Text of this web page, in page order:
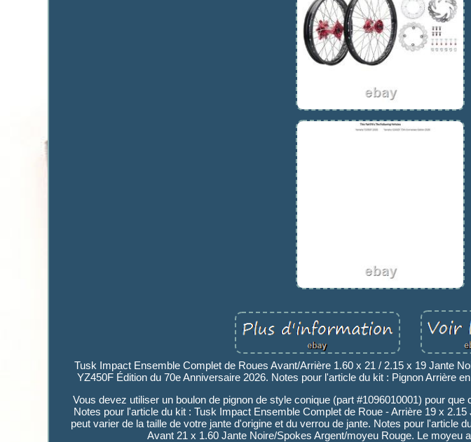
Tusk Impact Ensemble Complet de Roues Avant/Arrière 1.60 x 21 / 2.15 x 19 Jante
YZ450F Édition du 70e Anniversaire 2026. Notes pour l'article du kit : Pignon Arrière
Vous devez utiliser un boulon de pignon de style conique (part #1096010001) pour
Notes pour l'article du kit : Tusk Impact Ensemble Complet de Roue - Arrière 19 x
peut varier de la taille de votre jante d'origine et du verrou de jante. Notes pour l'article
Avant 21 x 1.60 Jante Noire/Spokes Argent/moyeu Rouge. Le moyeu